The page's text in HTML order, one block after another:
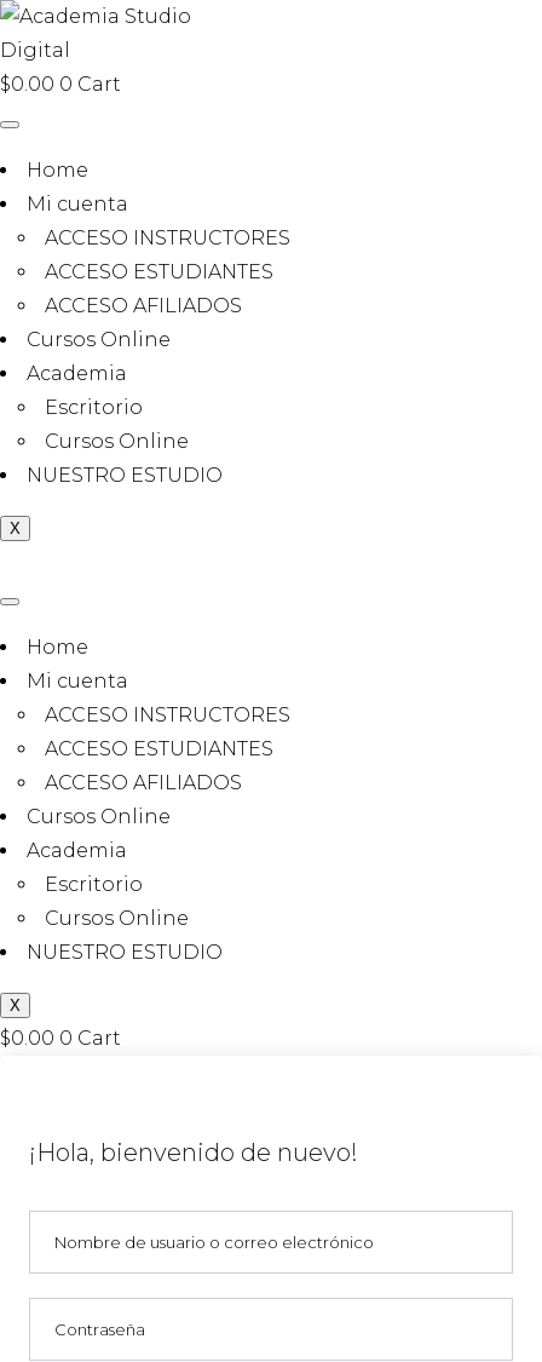
$0.00 0 Cart
Home
Mi cuenta
ACCESO INSTRUCTORES
ACCESO ESTUDIANTES
ACCESO AFILIADOS
Cursos Online
Academia
Escritorio
Cursos Online
NUESTRO ESTUDIO
X
Home
Mi cuenta
ACCESO INSTRUCTORES
ACCESO ESTUDIANTES
ACCESO AFILIADOS
Cursos Online
Academia
Escritorio
Cursos Online
NUESTRO ESTUDIO
X
$0.00 0 Cart
¡Hola, bienvenido de nuevo!